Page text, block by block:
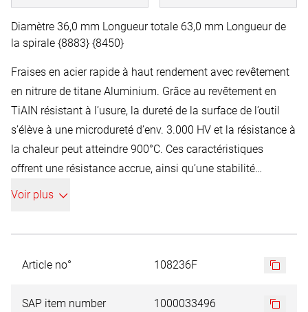
Diamètre 36,0 mm Longueur totale 63,0 mm Longueur de
la spirale {8883} {8450}
Fraises en acier rapide à haut rendement avec revêtement
en nitrure de titane Aluminium. Grâce au revêtement en
TiAIN résistant à l’usure, la dureté de la surface de l’outil
s’élève à une microdureté d’env. 3.000 HV et la résistance à
la chaleur peut atteindre 900°C. Ces caractéristiques
offrent une résistance accrue, ainsi qu’une stabilité
thermique et chimique élevée et permet de travailler
pour les aciers alliés et non-alliés (jusqu’à 1200 N/mm²),
d’acier et le laiton dur. Utilisation dans toutes les machines
Voir plus
Article no° 108236F
SAP item number 1000033496